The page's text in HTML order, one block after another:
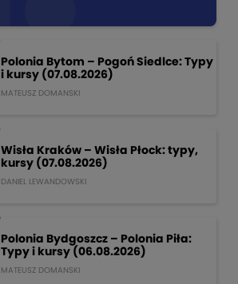
Polonia Bytom – Pogoń Siedlce: Typy
i kursy (07.08.2026)
MATEUSZ DOMANSKI
Wisła Kraków – Wisła Płock: typy,
kursy (07.08.2026)
DANIEL LEWANDOWSKI
Polonia Bydgoszcz – Polonia Piła:
Typy i kursy (06.08.2026)
MATEUSZ DOMANSKI